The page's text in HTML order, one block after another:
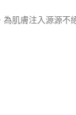
為肌膚注入源源不